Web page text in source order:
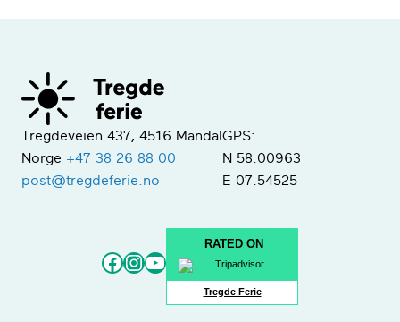
Tregdeveien 437, 4516 Mandal
Norge +47 38 26 88 00
post@tregdeferie.no
GPS:
N 58.00963
E 07.54525
Facebook
Instagram
YouTube
RATED ON
Tregde Ferie